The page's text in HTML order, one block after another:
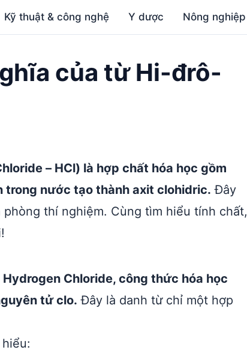
Kỹ thuật & công nghệ Y dược Nông nghiệp
của từ Hi-đrô-
– HCl) là hợp chất hóa học gồm
trong nước tạo thành axit clohidric. Đây
thí nghiệm. Cùng tìm hiểu tính chất,
Chloride, công thức hóa học
tử clo. Đây là danh từ chỉ một hợp